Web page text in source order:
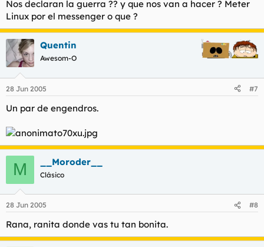
Nos declaran la guerra ?? y que nos van a hacer ? Meter
Linux por el messenger o que ?
Quentin
Awesom-O
28 Jun 2005 #7
Un par de engendros.
M __Moroder__
Clásico
28 Jun 2005 #8
Rana, ranita donde vas tu tan bonita.